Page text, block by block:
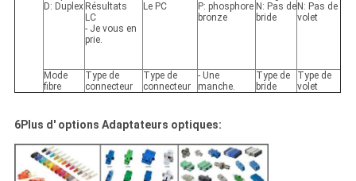
D: Duplex Résultats
LC
- Je vous en
prie.
Le PC
P: phosphore
bronze
N: Pas de
bride
N: Pas de
volet
Mode
fibre
Type de
connecteur
Type de
connecteur
- Une
manche.
Type de
bride
Type de
volet
6Plus d' options Adaptateurs optiques: